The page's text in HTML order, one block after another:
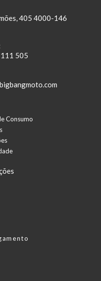
405 4000-146
505
Consumo